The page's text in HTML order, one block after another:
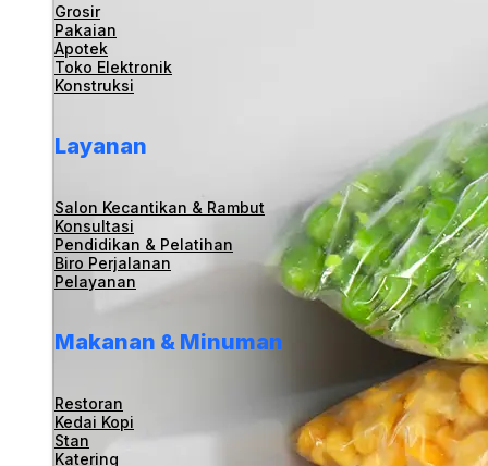
Grosir
Pakaian
Apotek
Toko Elektronik
Konstruksi
Layanan
Salon Kecantikan & Rambut
Konsultasi
Pendidikan & Pelatihan
Biro Perjalanan
Pelayanan
Makanan & Minuman
Restoran
Kedai Kopi
Stan
Katering